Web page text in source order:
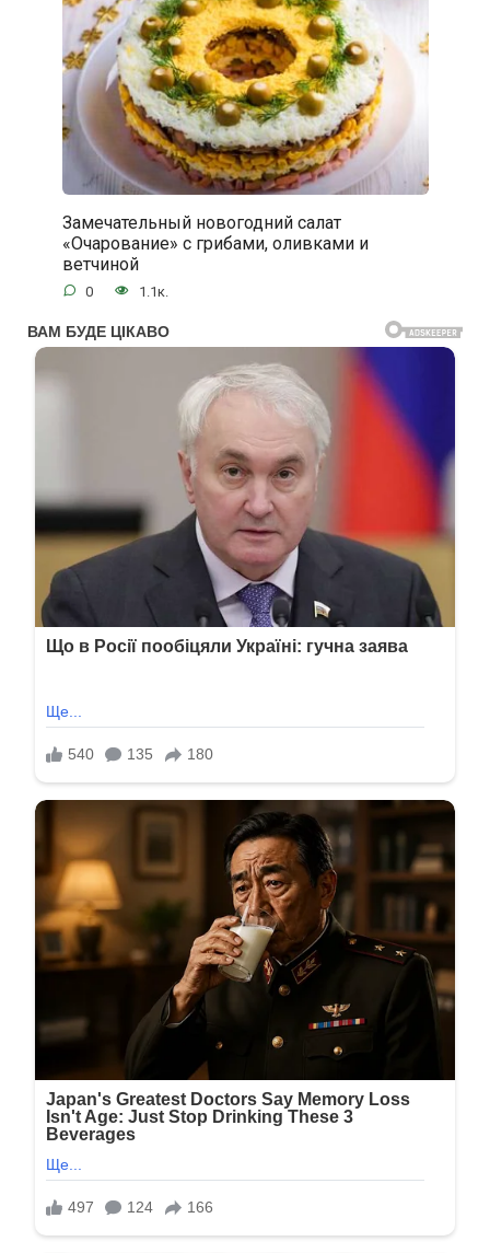
Замечательный новогодний салат
«Очарование» с грибами, оливками и
ветчиной
0 1.1к.